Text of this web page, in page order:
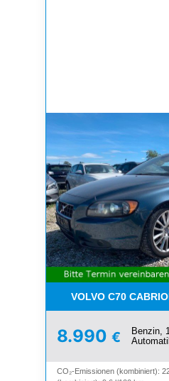
VOLVO C70
8.990 €
Benzin,
CO₂-Emissionen (kombiniert):